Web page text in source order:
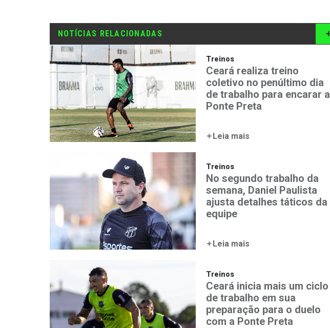
NOTÍCIAS RELACIONADAS
Treinos
Ceará realiza treino
coletivo no penúltimo dia
de trabalho para encarar a
Ponte Preta
Leia mais
Treinos
No segundo trabalho da
semana, Daniel Paulista
ajusta detalhes táticos da
equipe
Leia mais
Treinos
Ceará inicia mais um ciclo
de trabalho em sua
preparação para o duelo
com a Ponte Preta